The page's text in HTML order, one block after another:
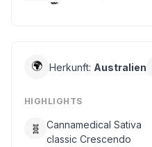
🌍 Herkunft: Australien
HIGHLIGHTS
🧬
Cannamedical Sativa
classic Crescendo